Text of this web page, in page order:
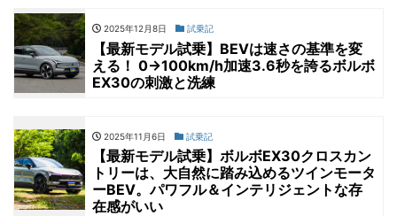
2025年12月8日 試乗記
【最新モデル試乗】BEVは速さの基準を変
える！ 0→100km/h加速3.6秒を誇るボルボ
EX30の刺激と洗練
2025年11月6日 試乗記
【最新モデル試乗】ボルボEX30クロスカン
トリーは、大自然に踏み込めるツインモータ
ーBEV。パワフル＆インテリジェントな存
在感がいい